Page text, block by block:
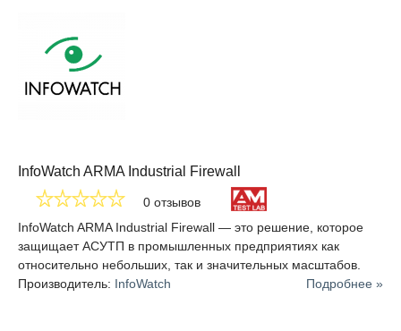
InfoWatch ARMA Industrial Firewall
0 отзывов
InfoWatch ARMA Industrial Firewall — это решение, которое
защищает АСУТП в промышленных предприятиях как
относительно небольших, так и значительных масштабов.
Производитель: InfoWatch Подробнее »